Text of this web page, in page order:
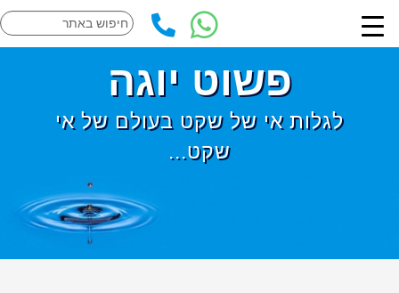
פשוט יוגה
לגלות אי של שקט בעולם של אי
שקט...